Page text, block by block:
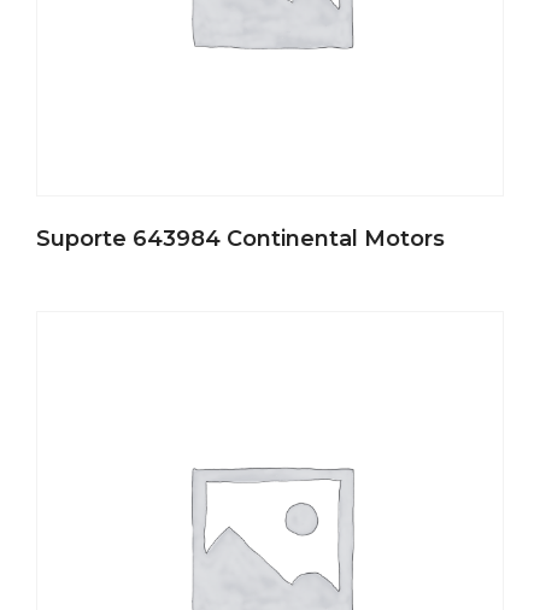
Suporte 643984 Continental Motors